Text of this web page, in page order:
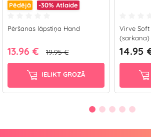
Pēdējā -30% Atlaide
Pēršanas lāpstiņa Hand
13.96 € 19.95 €
IELIKT GROZĀ
Virve
(sarkana)
14.95